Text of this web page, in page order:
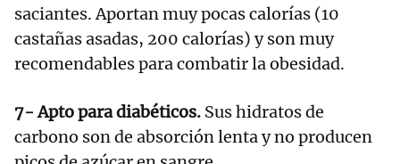
saciantes. Aportan muy pocas calorías (10
castañas asadas, 200 calorías) y son muy
recomendables para combatir la obesidad.
7- Apto para diabéticos. Sus hidratos de
carbono son de absorción lenta y no producen